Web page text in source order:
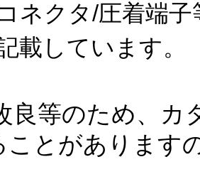
ネクタ/圧着端
載しています。
良等のため、カ
ことがあります